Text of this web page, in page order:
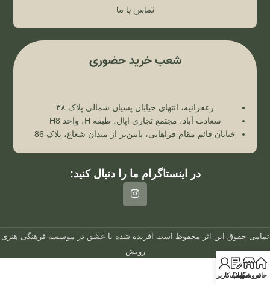
تماس با ما
شعب خرید حضوری
زعفرانیه، انتهای خیابان پسیان شمالی پلاک ۳۸
سعادت آباد، مجتمع تجاری اپال، طبقه H، واحد H8
خیابان قائم مقام فراهانی، پایین‌تر از میدان شعاع، پلاک 86
در اینستاگرام ما را دنبال کنید:
تمامی حقوق این اثر محفوظ است آفریده شده با عشق در موسسه فرهنگی هنری
رویش
خانهفروشگاهوبلاگ
حساب کاربری من